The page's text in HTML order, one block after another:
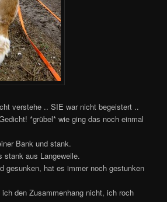
verstehe .. SIE war nicht begeistert ..
*grübel* wie ging das noch einmal
Bank und stank.
stank aus Langeweile.
gesunken, hat es immer noch gestunken
den Zusammenhang nicht, ich roch